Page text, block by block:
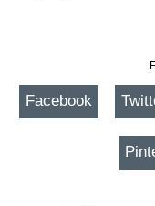
Facebook